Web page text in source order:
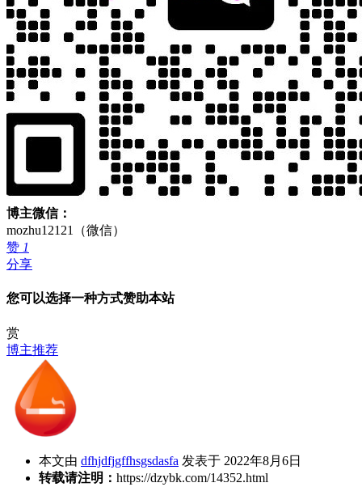
博主微信：
mozhu12121（微信）
赞 1
分享
您可以选择一种方式赞助本站
赏
博主推荐
本文由 dfhjdfjgffhsgsdasfa 发表于 2022年8月6日
转载请注明： https://dzybk.com/14352.html